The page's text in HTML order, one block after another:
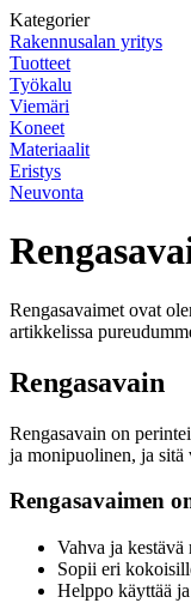
Kategorier
Rakennusalan yritys
Tuotteet
Työkalu
Viemäri
Koneet
Materiaalit
Eristys
Neuvonta
Rengasavaimet ovat
artikkelissa
Rengasavain
Rengasavain on
ja monipuolinen, ja sitä
Rengasavaimen
Vahva ja kestävä
Sopii eri
Helppo käyttää